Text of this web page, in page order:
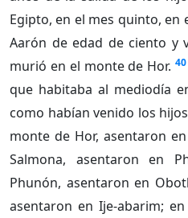
Egipto, en el mes quinto, en
Aarón de edad de ciento y
murió en el monte de Hor. 40
que habitaba al mediodía
como habían venido los
monte de Hor, asentaron en
Salmona, asentaron en
Phunón, asentaron en
asentaron en Ije-abarim;